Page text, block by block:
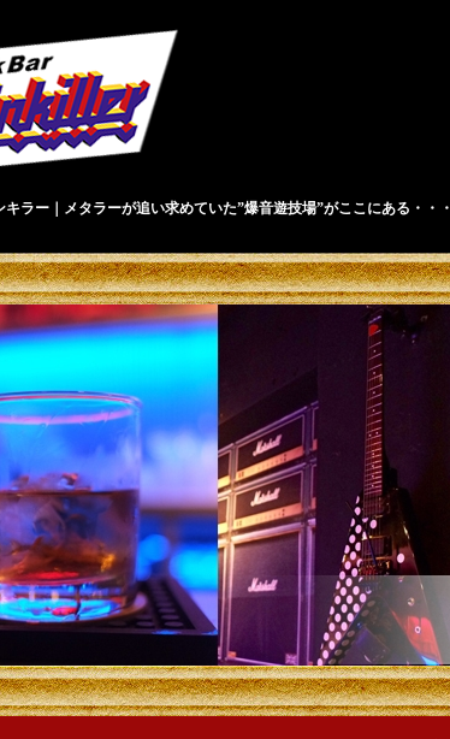
キラー｜メタラーが追い求めていた”爆音遊技場”がここにある・・・